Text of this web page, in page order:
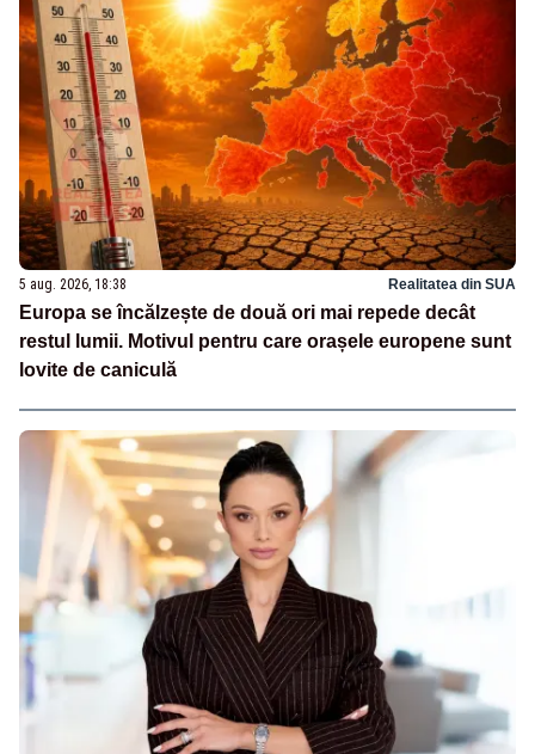
5 aug. 2026, 18:38 Realitatea din SUA
Europa se încălzește de două ori mai repede decât
restul lumii. Motivul pentru care orașele europene sunt
lovite de caniculă